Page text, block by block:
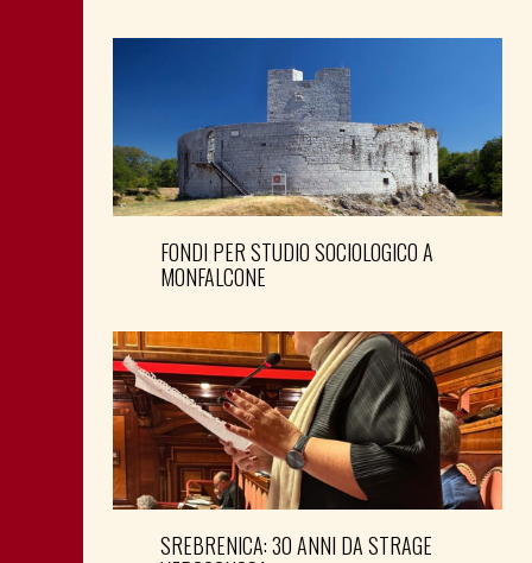
FONDI PER STUDIO SOCIOLOGICO A
MONFALCONE
SREBRENICA: 30 ANNI DA STRAGE